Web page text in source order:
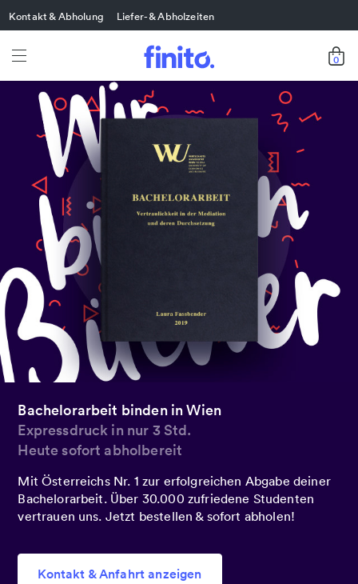
Kontakt & Abholung Liefer- & Abholzeiten
0
Bachelorarbeit binden in Wien
Expressdruck in nur 3 Std.
Heute sofort abholbereit
Mit Österreichs Nr. 1 zur erfolgreichen Abgabe deiner
Bachelorarbeit. Über 30.000 zufriedene Studenten
vertrauen uns. Jetzt bestellen & sofort abholen!
Kontakt & Anfahrt anzeigen